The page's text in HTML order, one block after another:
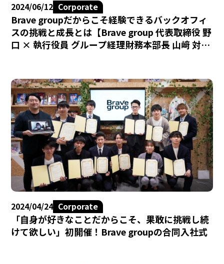
2024/06/12 Corporate
Brave groupだからこそ経験できるバックオフィ
スの挑戦と成長とは【Brave group 代表取締役 野
口 × 執行役員 グループ経理財務本部長 山﨑 対
2024/04/24 Corporate
「自身が好きなことだからこそ、果敢に挑戦し続
けて欲しい」初開催！Brave groupの合同入社式